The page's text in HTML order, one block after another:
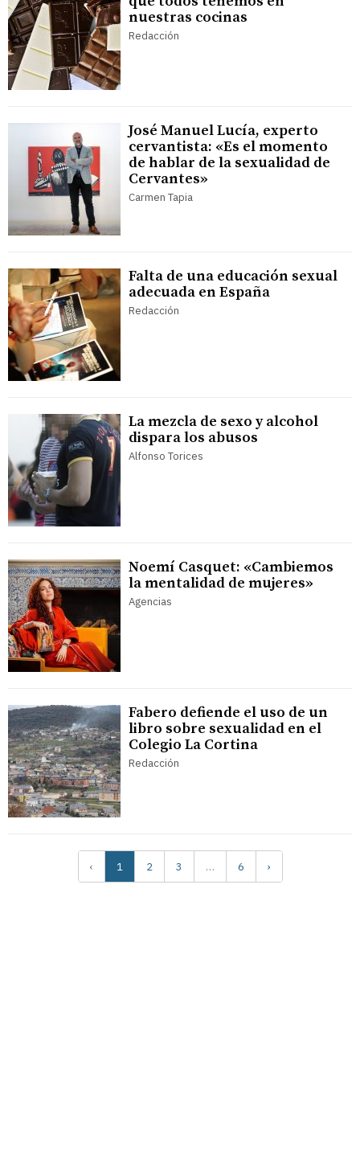
nuestras cocinas
Redacción
José Manuel Lucía, experto
cervantista: «Es el momento
de hablar de la sexualidad de
Cervantes»
Carmen Tapia
Falta de una educación sexual
adecuada en España
Redacción
La mezcla de sexo y alcohol
dispara los abusos
Alfonso Torices
Noemí Casquet: «Cambiemos
la mentalidad de mujeres»
Agencias
Fabero defiende el uso de un
libro sobre sexualidad en el
Colegio La Cortina
Redacción
‹ 1 2 3 … 6 ›